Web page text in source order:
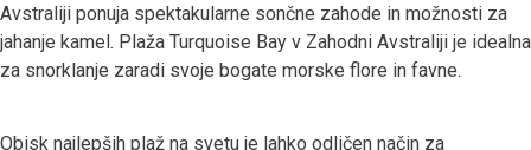
Avstraliji ponuja spektakularne sončne zahode in možnosti za
jahanje kamel. Plaža Turquoise Bay v Zahodni Avstraliji je idealna
za snorklanje zaradi svoje bogate morske flore in favne.
Obisk najlepših plaž na svetu je lahko odličen način za